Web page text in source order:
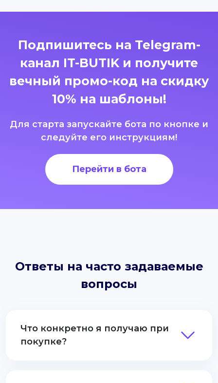
Подпишитесь на Telegram-
канал IT-BUTIK и получите
вечный промо-код на скидку
10% на шаблоны!
Для старта запускайте бота по кнопке и
следуйте его инструкциям!
Перейти в бота
Ответы на часто задаваемые
вопросы
Что конкретно я получаю при
покупке?